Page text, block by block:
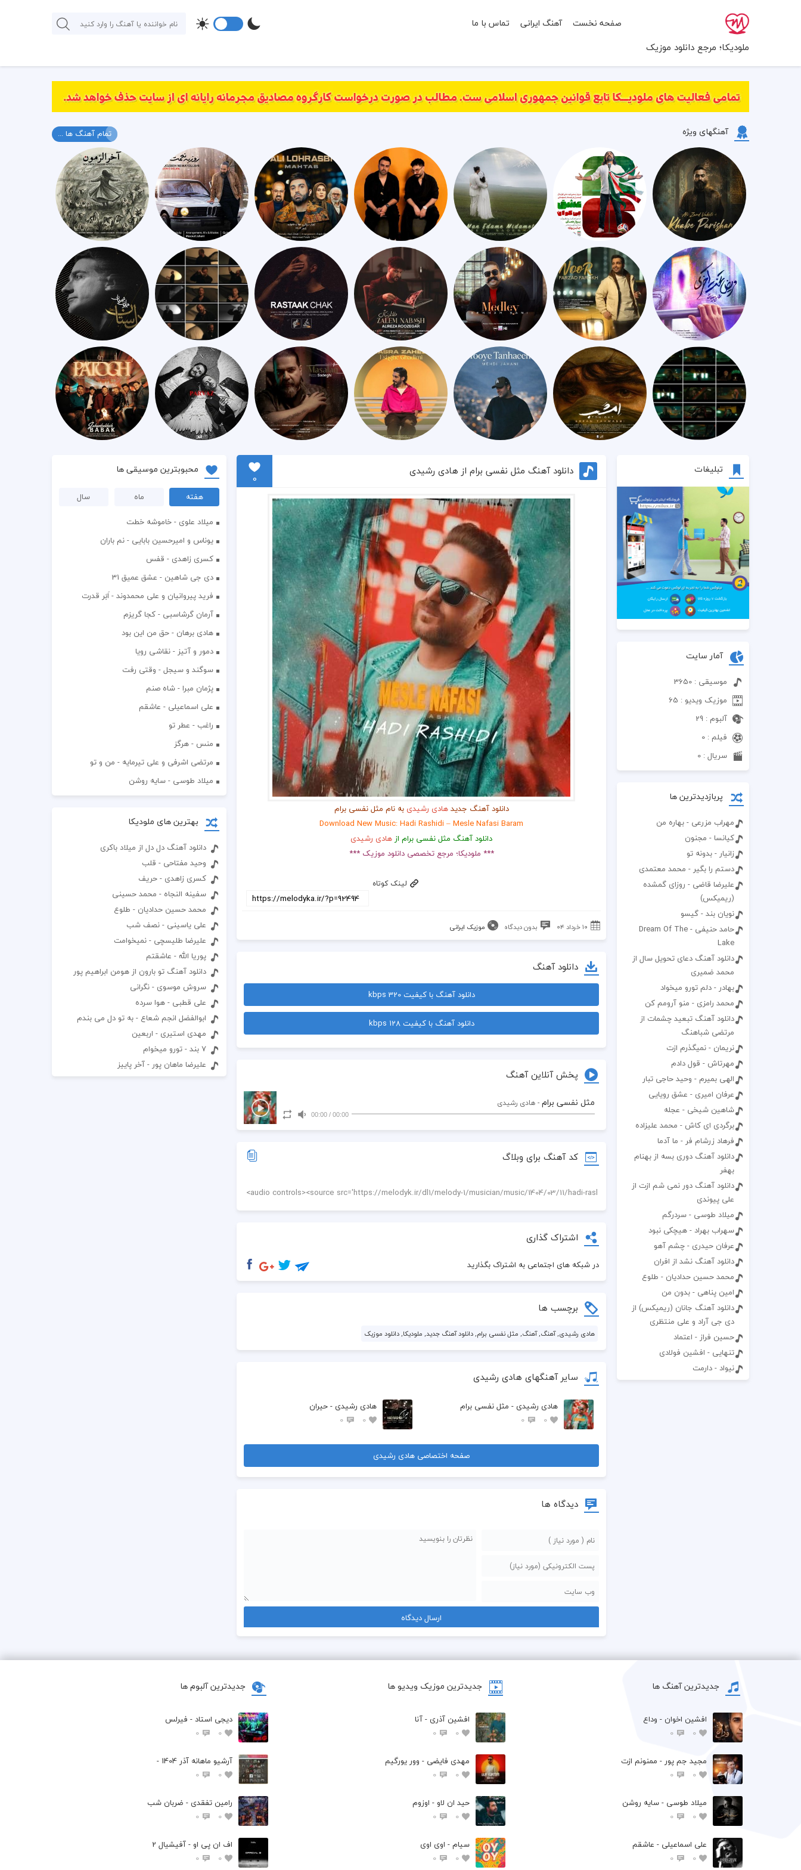
ملودیکا؛ مرجع دانلود موزیک
صفحه نخست آهنگ ایرانی تماس با ما
آهنگهای ویژه تمام آهنگ ها ...
تبلیغات
آمار سایت
موسیقی : 3650
موزیک ویدیو : 65
آلبوم : 29
فیلم : 0
سریال : 0
پربازدیدترین ها
مهراب مزرعی - بهاره من
کیانسا - مجنون
زانیار - بدونه تو
دستم را بگیر - محمد معتمدی
علیرضا قاضی - روزای گمشده
(ریمیکس)
نویان بند - گیسو
حامد حنیفی - Dream Of The
Lake
دانلود آهنگ دعای تحویل سال از
محمد ضمیری
بهادر - دلم تورو میخواد
محمد رامزی - منو آرومم کن
دانلود آهنگ تبعید چشمات از
مرتضی شباهنگ
نریمان - نمیگذرم ازت
مهرتاش - قول دادم
الهی بمیرم - وحید حاجی تبار
عرفان امیری - عشق رویایی
شاهین شیخی - عجله
برگردی ای کاش - محمد علیزاده
فرهاد زرشام فر - ما آدما
دانلود آهنگ دوری بسه از بهنام
بهفر
دانلود آهنگ دور نمی شم ازت از
علی پیوندی
میلاد طوسی - سردرگم
سهراب بهراد - هیچکی نبود
عرفان حیدری - چشم آهو
دانلود آهنگ نشد از افران
محمد حسین حدادیان - طلوع
امین پناهی - بدون من
دانلود آهنگ جانان (ریمیکس) از
دی جی آراد و علی منتظری
حسین فراز - اعتماد
تنهایی - افشین فولادی
نیواد - دارمت
دانلود آهنگ مثل نفسی برام از هادی رشیدی
0
دانلود آهنگ جدیدهادی رشیدی به نام مثل نفسی برام
Download New Music: Hadi Rashidi – Mesle Nafasi Baram
دانلود آهنگ مثل نفسی برام از هادی رشیدی
*** ملودیکا؛ مرجع تخصصی دانلود موزیک ***
لینک کوتاه
۱۰ خرداد ۰۴ بدون دیدگاه موزیک ایرانی
دانلود آهنگ
دانلود آهنگ با کیفیت 320 kbps
دانلود آهنگ با کیفیت 128 kbps
پخش آنلاین آهنگ
مثل نفسی برام - هادی رشیدی
00:00
/
00:00
کد آهنگ برای وبلاگ
اشتراک گذاری
در شبکه های اجتماعی به اشتراک بگذارید
برچسب ها
هادی رشیدی, آهنگ, آهنگ, مثل نفسی برام, دانلود آهنگ جدید, ملودیکا, دانلود موزیک
سایر آهنگهای هادی رشیدی
هادی رشیدی - مثل نفسی برام
0
0
هادی رشیدی - حیران
0
0
صفحه اختصاصی هادی رشیدی
دیدگاه ها
محبوبترین موسیقی ها
هفته ماه
سال
میلاد علوی - خاموشه خطت
یوناس و امیرحسین بابایی - نم باران
کسری زاهدی - قفس
دی جی شاهین - عشق عمیق 31
فرید پیروانیان و علی محمدوند - اَبَر قدرت
آرمان گرشاسبی - کجا گریزم
هادی برهان - حق من این بود
دمور و آتیز - نقاشی رویا
سوگند و سیجل - وقتی رفت
پژمان مبرا - شاه صنم
علی اسماعیلی - عاشقم
راغب - عطر تو
منس - هرگز
مرتضی اشرفی و علی تیرمایه - من و تو
میلاد طوسی - سایه روشن
بهترین های ملودیکا
دانلود آهنگ دل دل از میلاد باکری
وحید مفتاحی - قلب
کسری زاهدی - حریف
سفینه النجاه - محمد حسینی
محمد حسین حدادیان - طلوع
علی یاسینی - نصف شب
علیرضا طلیسچی - نمیخوامت
پوریا الله - عاشقتم
دانلود آهنگ تو بارون از هومن ابراهیم پور
سروش موسوی - نگرانی
علی قطبی - هوا سرده
ابوالفضل انجم شعاع - به تو دل می بندم
مهدی استیری - اربعین
7 بند - تورو میخوام
علیرضا ماهان پور - آخر پاییز
جدیدترین آهنگ ها
افشين اخوان - وداع
0
0
مجید جم پور - ممنونم ازت
0
0
میلاد طوسی - سایه روشن
0
0
علی اسماعیلی - عاشقم
0
0
جدیدترین موزیک ویدیو ها
افشین آذری - آنا
0
0
مهدی فایضی - وور یورگیم
0
0
حید ان لاو - اوزوم
0
0
سیام - اوی اوی
0
0
جدیدترین آلبوم ها
دیجی استاد - فیرلس
0
0
آرشیو ماهانه آذر 1404 -
0
0
رامین تفقدی - ضربان شب
0
0
اف ان پی او - آفیشیال 2
0
0